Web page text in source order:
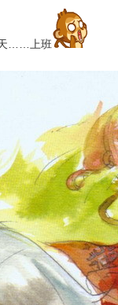
天……上班